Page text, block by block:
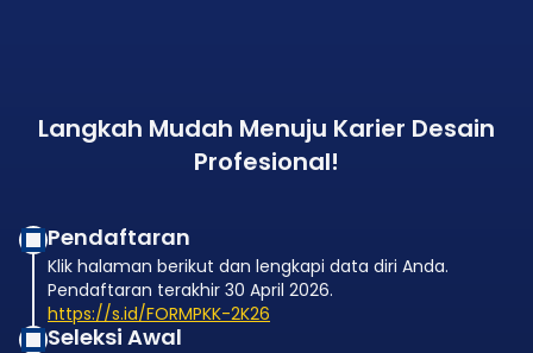
Langkah Mudah Menuju Karier Desain
Profesional!
Pendaftaran
Klik halaman berikut dan lengkapi data diri Anda.
Pendaftaran terakhir 30 April 2026.
https://s.id/FORMPKK-2K26
Seleksi Awal